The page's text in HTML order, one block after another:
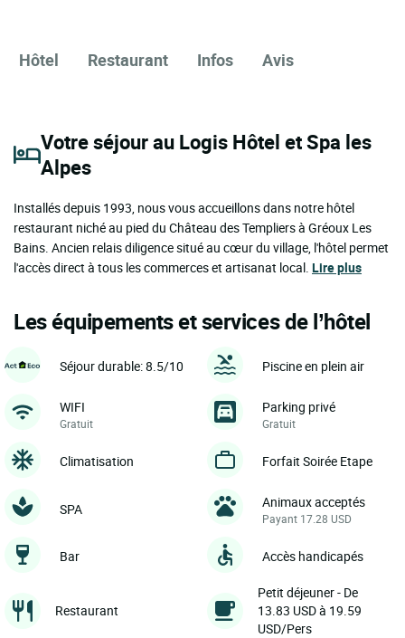
Hôtel Restaurant Infos Avis
Votre séjour au Logis Hôtel et Spa les
Alpes
Installés depuis 1993, nous vous accueillons dans notre hôtel
restaurant niché au pied du Château des Templiers à Gréoux Les
Bains. Ancien relais diligence situé au cœur du village, l'hôtel permet
l'accès direct à tous les commerces et artisanat local. Lire plus
Les équipements et services de l’hôtel
Séjour durable: 8.5/10 Piscine en plein air
WIFI
Gratuit
Parking privé
Gratuit
Climatisation Forfait Soirée Etape
SPA Animaux acceptés
Payant 17.28 USD
Bar Accès handicapés
Restaurant
Petit déjeuner - De
13.83 USD à 19.59
USD/Pers